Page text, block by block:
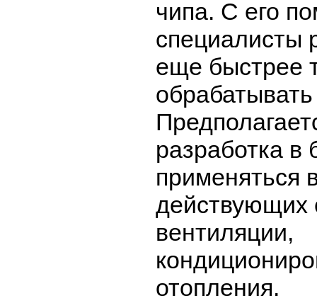
чипа. С его
специалисты
еще быстрее
разработка
применяться
действующих
вентиляции,
отопления.